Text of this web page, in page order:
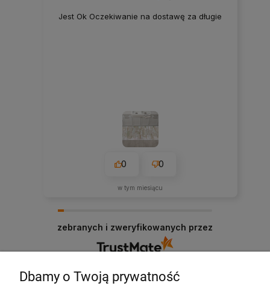
Jest Ok Oczekiwanie na dostawę za długie
0 0
w tym miesiącu
zebranych i zweryfikowanych przez
Dbamy o Twoją prywatność